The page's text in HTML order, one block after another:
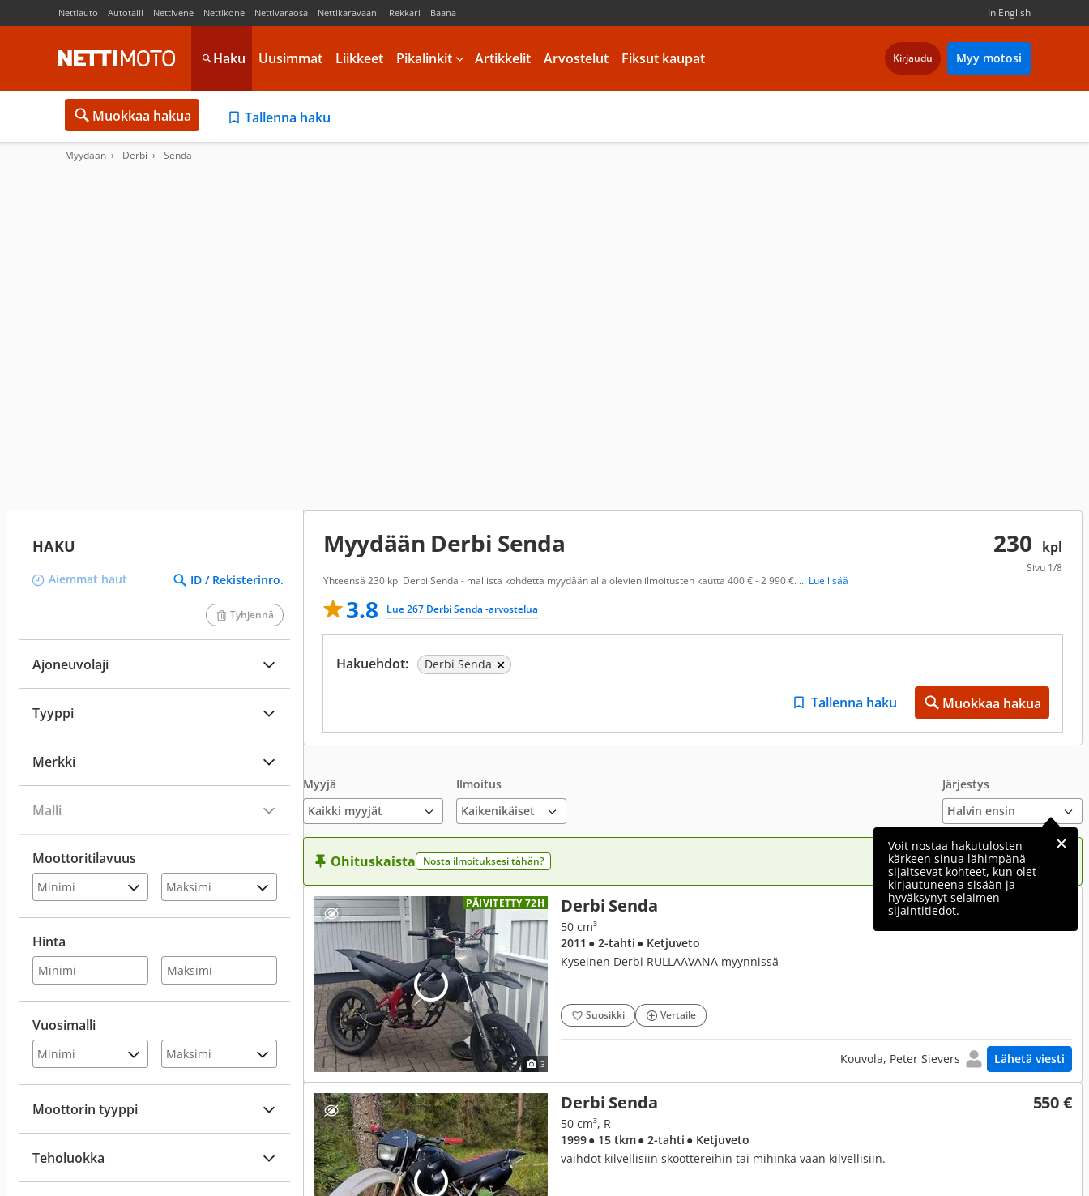
Nettiauto Autotalli Nettivene Nettikone Nettivaraosa Nettikaravaani Rekkari Baana In English
Haku Uusimmat Liikkeet Pikalinkit Artikkelit Arvostelut Fiksut kaupat Kirjaudu Myy motosi
Muokkaa hakua Tallenna haku
Myydään Derbi Senda
HAKU
Aiemmat haut ID / Rekisterinro.
Tyhjennä
Ajoneuvolaji
Tyyppi
Merkki
Malli
Moottoritilavuus
Hinta
Vuosimalli
Moottorin tyyppi
Teholuokka
230 kpl
Sivu 1/8
Myydään Derbi Senda
Yhteensä 230 kpl Derbi Senda - mallista kohdetta myydään alla olevien ilmoitusten kautta 400 € - 2 990 €. ... Lue lisää
3.8 Lue 267 Derbi Senda -arvostelua
Hakuehdot: Derbi Senda
Tallenna haku Muokkaa hakua
Myyjä
Kaikki myyjät
Ilmoitus Järjestys
Voit nostaa hakutulosten
kärkeen sinua lähimpänä
sijaitsevat kohteet, kun olet
kirjautuneena sisään ja
hyväksynyt selaimen
sijaintitiedot.
Ohituskaista Nosta ilmoituksesi tähän?
PÄIVITETTY 72H
3
Derbi Senda
50 cm³
2011 ● 2-tahti ● Ketjuveto
Kyseinen Derbi RULLAAVANA myynnissä
Suosikki Vertaile
Kouvola, Peter Sievers Lähetä viesti
Derbi Senda 550 €
50 cm³, R
1999● 15 tkm● 2-tahti ● Ketjuveto
vaihdot kilvellisiin skoottereihin tai mihinkä vaan kilvellisiin.